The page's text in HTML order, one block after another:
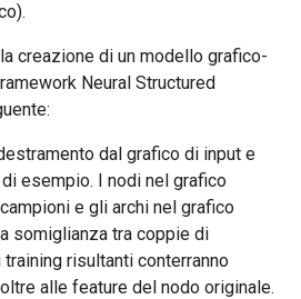
creazione di un modello grafico-
Neural Structured
dal grafico di input e
esempio. I nodi nel grafico
e gli archi nel grafico
somiglianza tra coppie di
risultanti conterranno
alle feature del nodo originale.